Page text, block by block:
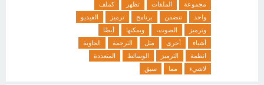
مجموعة الملفات تظهر
كملف
واحد
تتضمن برنامج ترميز
الفيديو
وترميز
الصوت، ويمكنها
أيضًا
أشياء
أخرى مثل الترجمة
الحاوية
انظمة
الترميز الوسائط
المتعددة
لاشيء
مما سبق